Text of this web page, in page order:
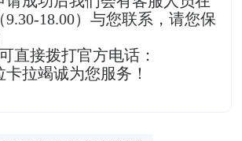
18.00）与您联系，请您保
直接拨打官方电话：
卡拉竭诚为您服务！